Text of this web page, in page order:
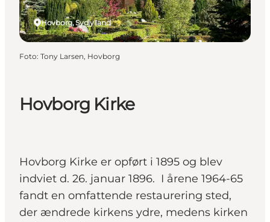
Udforsk
Hovborg Kirke
Hovborg Kirke er opført i 1895 og blev
indviet d. 26. januar 1896. I årene 1964-65
fandt en omfattende restaurering sted,
der ændrede kirkens ydre, medens kirken
Hovborg, Sydjylland
Foto: Tony Larsen, Hovborg